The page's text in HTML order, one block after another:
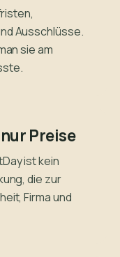
Ausschlüsse.
sie am
Preise
ist kein
die zur
Firma und